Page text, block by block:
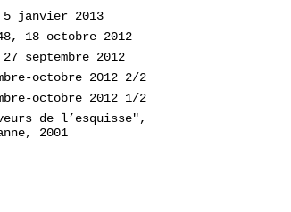
5 janvier 2013
18 octobre 2012
septembre 2012
octobre 2012 2/2
octobre 2012 1/2
de l’esquisse",
2001